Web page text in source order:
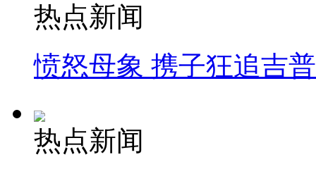
热点新闻
愤怒母象 携子狂追吉
热点新闻